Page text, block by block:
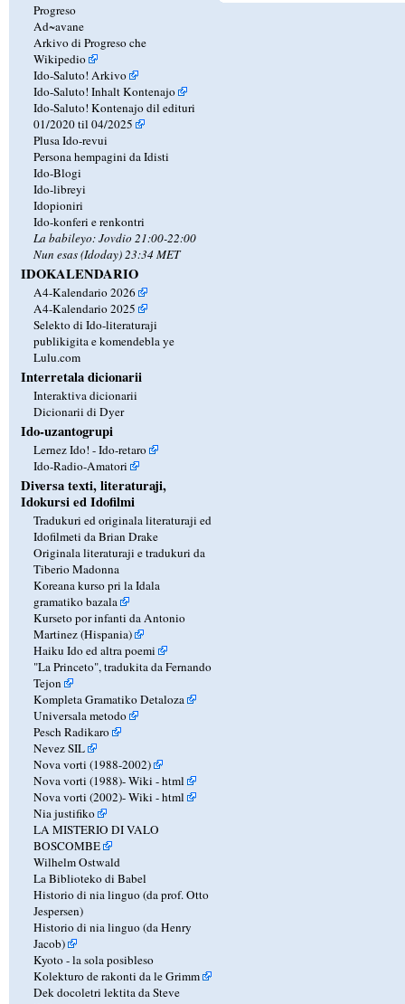
Progreso
Ad~avane
Arkivo di Progreso che
Wikipedio
Ido-Saluto! Arkivo
Ido-Saluto! Inhalt Kontenajo
Ido-Saluto! Kontenajo dil edituri
01/2020 til 04/2025
Plusa Ido-revui
Persona hempagini da Idisti
Ido-Blogi
Ido-libreyi
Idopioniri
Ido-konferi e renkontri
La babileyo: Jovdio 21:00-22:00
Nun esas (Idoday) 23:34 MET
IDOKALENDARIO
A4-Kalendario 2026
A4-Kalendario 2025
Selekto di Ido-literaturaji
publikigita e komendebla ye
Lulu.com
Interretala dicionarii
Interaktiva dicionarii
Dicionarii di Dyer
Ido-uzantogrupi
Lernez Ido! - Ido-retaro
Ido-Radio-Amatori
Diversa texti, literaturaji,
Idokursi ed Idofilmi
Tradukuri ed originala literaturaji ed
Idofilmeti da Brian Drake
Originala literaturaji e tradukuri da
Tiberio Madonna
Koreana kurso pri la Idala
gramatiko bazala
Kurseto por infanti da Antonio
Martinez (Hispania)
Haiku Ido ed altra poemi
"La Princeto", tradukita da Fernando
Tejon
Kompleta Gramatiko Detaloza
Universala metodo
Pesch Radikaro
Nevez SIL
Nova vorti (1988-2002)
Nova vorti (1988)-Wiki -html
Nova vorti (2002)-Wiki -html
Nia justifiko
LA MISTERIO DI VALO
BOSCOMBE
Wilhelm Ostwald
La Biblioteko di Babel
Historio di nia linguo (da prof. Otto
Jespersen)
Historio di nia linguo (da Henry
Jacob)
Kyoto - la sola posibleso
Kolekturo de rakonti da le Grimm
Dek docoletri lektita da Steve